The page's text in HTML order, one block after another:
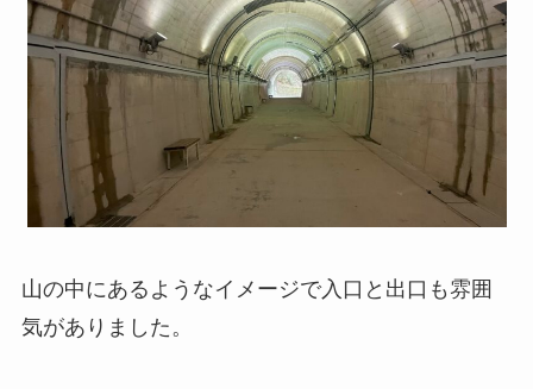
山の中にあるようなイメージで入口と出口も雰囲
気がありました。